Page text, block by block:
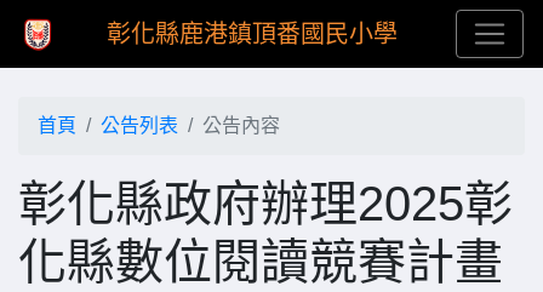
彰化縣鹿港鎮頂番國民小學
首頁 公告列表 公告內容
彰化縣政府辦理2025彰
化縣數位閱讀競賽計畫